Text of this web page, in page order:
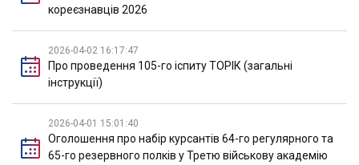
кореєзнавців 2026
2026-04-02 16:17:47
Про проведення 105-го іспиту ТОРІК (загальні
інструкції)
2026-04-01 15:01:40
Оголошення про набір курсантів 64-го регулярного та
65-го резервного полків у Третю військову академію